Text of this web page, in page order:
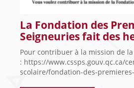
La Fondation des
Seigneuries fait des
Pour contribuer à la mission de
: https://www.cssps.gouv.qc.ca/
scolaire/fondation-des-